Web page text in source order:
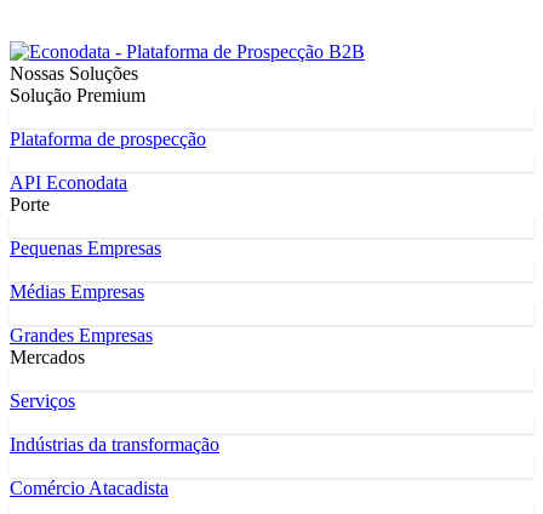
Nossas Soluções
Solução Premium
Plataforma de prospecção
API Econodata
Porte
Pequenas Empresas
Médias Empresas
Grandes Empresas
Mercados
Serviços
Indústrias da transformação
Comércio Atacadista